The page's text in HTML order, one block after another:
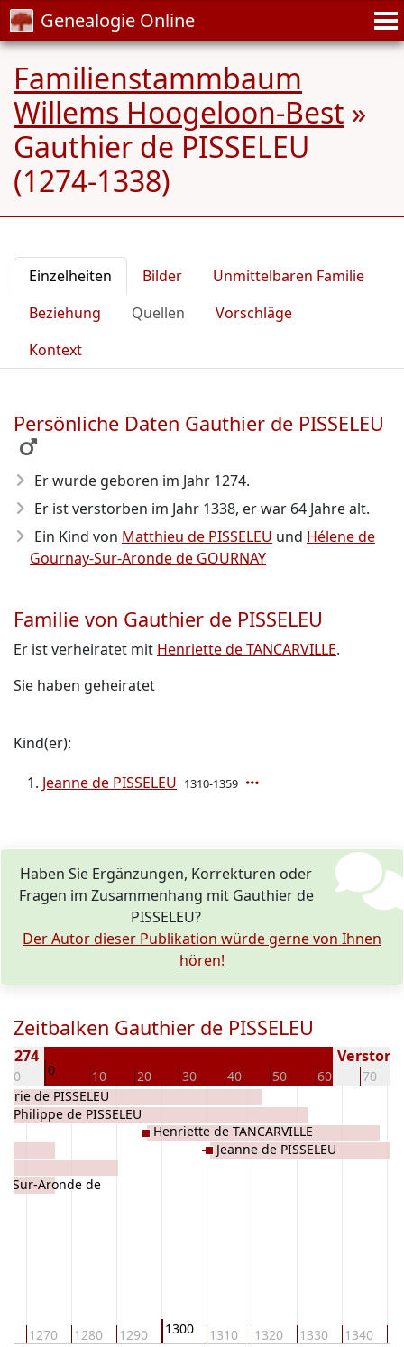
Genealogie Online
Familienstammbaum
Willems Hoogeloon-Best »
Gauthier de PISSELEU
(1274-1338)
Einzelheiten Bilder
Unmittelbaren Familie
Beziehung
Quellen
Vorschläge
Kontext
Persönliche Daten Gauthier de PISSELEU
Er wurde geboren im Jahr 1274.
Er ist verstorben im Jahr 1338, er war 64 Jahre alt.
Ein Kind von Matthieu de PISSELEU und Hélene de
Gournay-Sur-Aronde de GOURNAY
Familie von Gauthier de PISSELEU
Er ist verheiratet mit Henriette de TANCARVILLE.
Sie haben geheiratet
Kind(er):
Jeanne de PISSELEU 1310-1359
Haben Sie Ergänzungen, Korrekturen oder
Fragen im Zusammenhang mit Gauthier de
PISSELEU?
Der Autor dieser Publikation würde gerne von Ihnen
hören!
Zeitbalken Gauthier de PISSELEU
-10 0 10 20 30 40 50 60 70
1274
1270 1280 1290 1300 1310 1320 1330 1340
Sur-Aronde de
de PISSELEU
Philippe de PISSELEU
Henriette de TANCARVILLE
Jeanne de PISSELEU